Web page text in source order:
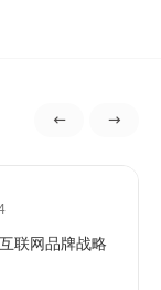
联网品牌战略